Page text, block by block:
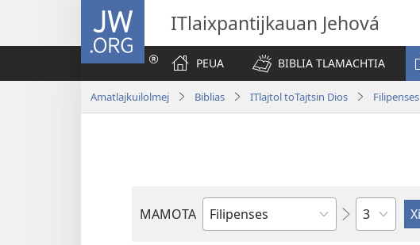
JW.ORG
ITlaixpantijkauan Jehová
PEUA BIBLIA TLAMACHTIA
Amatlajkuilolmej Biblias ITlajtol toTajtsin Dios Filipenses
MAMOTA
Amochtli
Capítulo